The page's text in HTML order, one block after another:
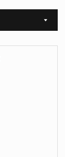
Sort